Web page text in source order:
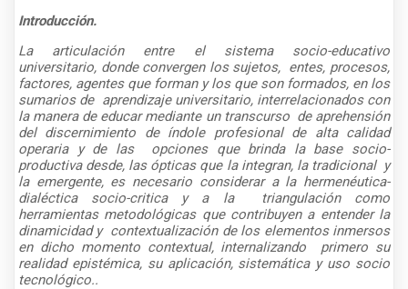
Introducción.
La articulación entre el sistema socio-educativo
universitario, donde convergen los sujetos, entes, procesos,
factores, agentes que forman y los que son formados, en los
sumarios de aprendizaje universitario, interrelacionados con
la manera de educar mediante un transcurso de aprehensión
del discernimiento de índole profesional de alta calidad
operaria y de las
opciones que brinda la base socio-
productiva desde, las ópticas que la integran, la tradicional y
la emergente, es necesario considerar a la hermenéutica-
dialéctica socio-critica y a la
triangulación como
herramientas metodológicas que contribuyen a entender la
dinamicidad y contextualización de los elementos inmersos
en dicho momento contextual, internalizando
primero su
realidad epistémica, su aplicación, sistemática y uso socio
tecnológico..